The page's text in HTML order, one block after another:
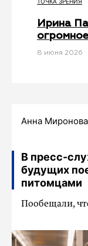
Ирина
8 июня 2026
Анна Миронова
В пресс-
будущих
питомцами
Пообещали,